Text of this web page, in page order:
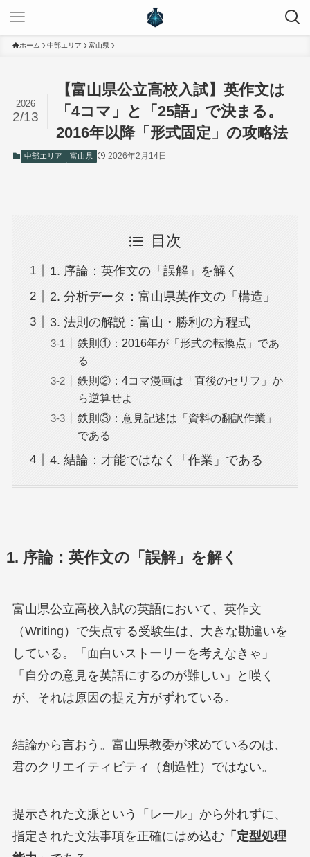
ホーム 中部エリア 富山県
【富山県公立高校入試】英作文は
「4コマ」と「25語」で決まる。
2016年以降「形式固定」の攻略法
2026
2/13
中部エリア 富山県 2026年2月14日
目次
1. 序論：英作文の「誤解」を解く
2. 分析データ：富山県英作文の「構造」
3. 法則の解説：富山・勝利の方程式
鉄則①：2016年が「形式の転換点」であ
る
鉄則②：4コマ漫画は「直後のセリフ」か
ら逆算せよ
鉄則③：意見記述は「資料の翻訳作業」
である
4. 結論：才能ではなく「作業」である
1. 序論：英作文の「誤解」を解く
富山県公立高校入試の英語において、英作文
（Writing）で失点する受験生は、大きな勘違いを
している。「面白いストーリーを考えなきゃ」
「自分の意見を英語にするのが難しい」と嘆く
が、それは原因の捉え方がずれている。
結論から言おう。富山県教委が求めているのは、
君のクリエイティビティ（創造性）ではない。
提示された文脈という「レール」から外れずに、
指定された文法事項を正確にはめ込む 「定型処理